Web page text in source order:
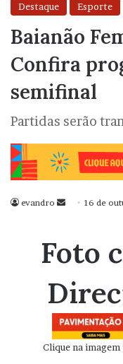
Destaque Esporte
Baianão
Confira
semifinal
Partidas serão
evandro
Mande
mail
16 de
Foto
Clique na